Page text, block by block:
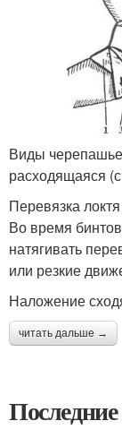
Виды
расходящаяся
Перевязка
Во время
натягивать
или резкие
Наложение
читать дальше →